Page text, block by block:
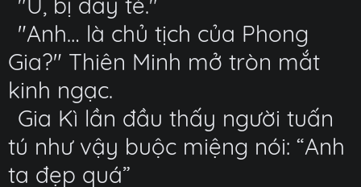
"Anh… là chủ tịch của Phong
Gia?" Thiên Minh mở tròn mắt
kinh ngạc.
Gia Kì lần đầu thấy người tuấn
tú như vậy buộc miệng nói: “Anh
ta đẹp quá”